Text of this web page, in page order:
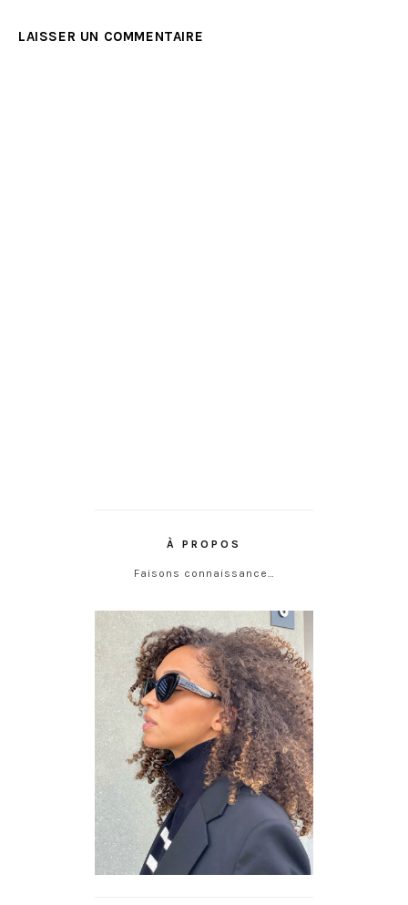
LAISSER UN COMMENTAIRE
À PROPOS
Faisons connaissance…